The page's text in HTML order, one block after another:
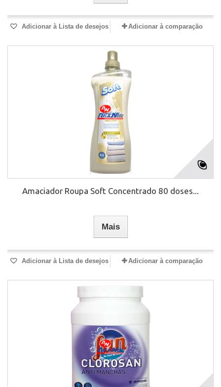
Adicionar à Lista de desejos Adicionar à comparação
Amaciador Roupa Soft Concentrado 80 doses...
Mais
Adicionar à Lista de desejos Adicionar à comparação